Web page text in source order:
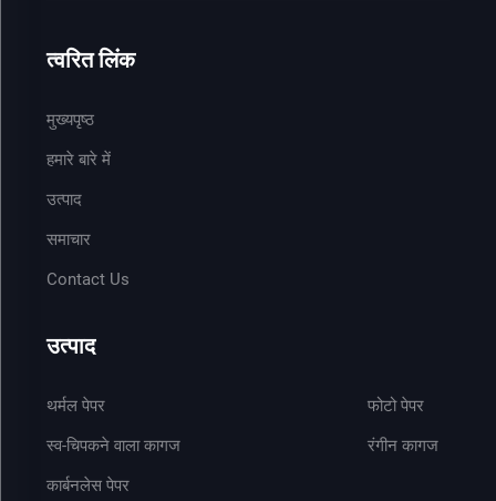
त्वरित लिंक
मुख्यपृष्ठ
हमारे बारे में
उत्पाद
समाचार
Contact Us
उत्पाद
थर्मल पेपर
स्व-चिपकने वाला कागज
कार्बनलेस पेपर
फोटो पेपर
रंगीन कागज